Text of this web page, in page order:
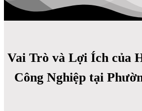
Vai Trò và Lợi Ích của
Công Nghiệp tại